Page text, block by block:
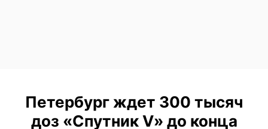
Петербург ждет 300 тысяч
доз «Спутник V» до конца